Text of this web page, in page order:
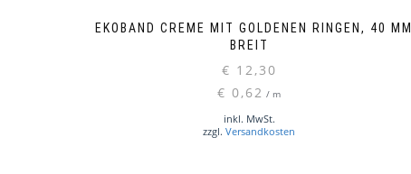
DEKOBAND CREME MIT GOLDENEN RINGEN, 40 MM
BREIT
€ 12,30
€ 0,62 / m
inkl. MwSt.
zzgl.Versandkosten